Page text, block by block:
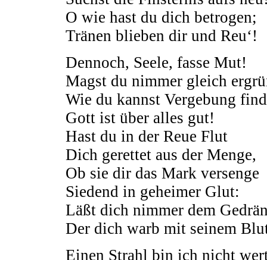
O wie hast du dich betrogen;
Tränen blieben dir und Reu‘!
Dennoch, Seele, fasse Mut!
Magst du nimmer gleich
Wie du kannst Vergebung
Gott ist über alles gut!
Hast du in der Reue Flut
Dich gerettet aus der Menge,
Ob sie dir das Mark versenge
Siedend in geheimer Glut:
Läßt dich nimmer dem
Der dich warb mit seinem
Einen Strahl bin ich nicht